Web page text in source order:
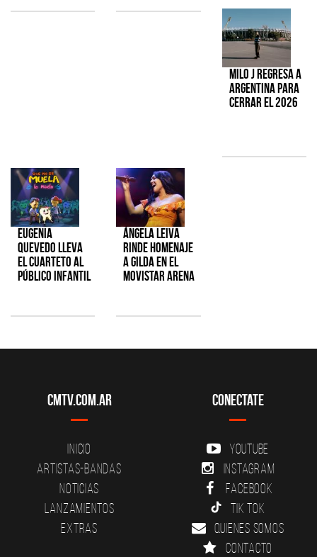
Milo J regresa a
Argentina para
cerrar el 2026
Eugenia
Quevedo lleva
el cuarteto al
público infantil
Ángela Leiva
rinde homenaje
a Gilda en el
Movistar Arena
CMTV.com.ar
Inicio
Artistas-Bandas
Noticias
Lanzamientos
Extras
Conectate
YouTube
Instagram
Facebook
Tik Tok
Quienes somos
Contacto